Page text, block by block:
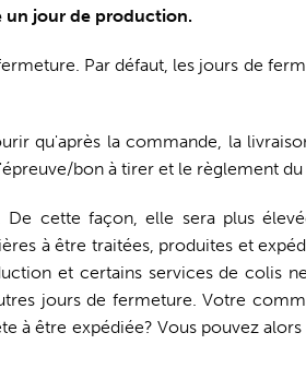
un jour de production.
Par défaut, les jours de
qu'après la commande, la
bon à tirer et le règlement
cette façon, elle sera plus
à être traitées, produites et
et certains services de colis
jours de fermeture. Votre
à être expédiée? Vous pouvez